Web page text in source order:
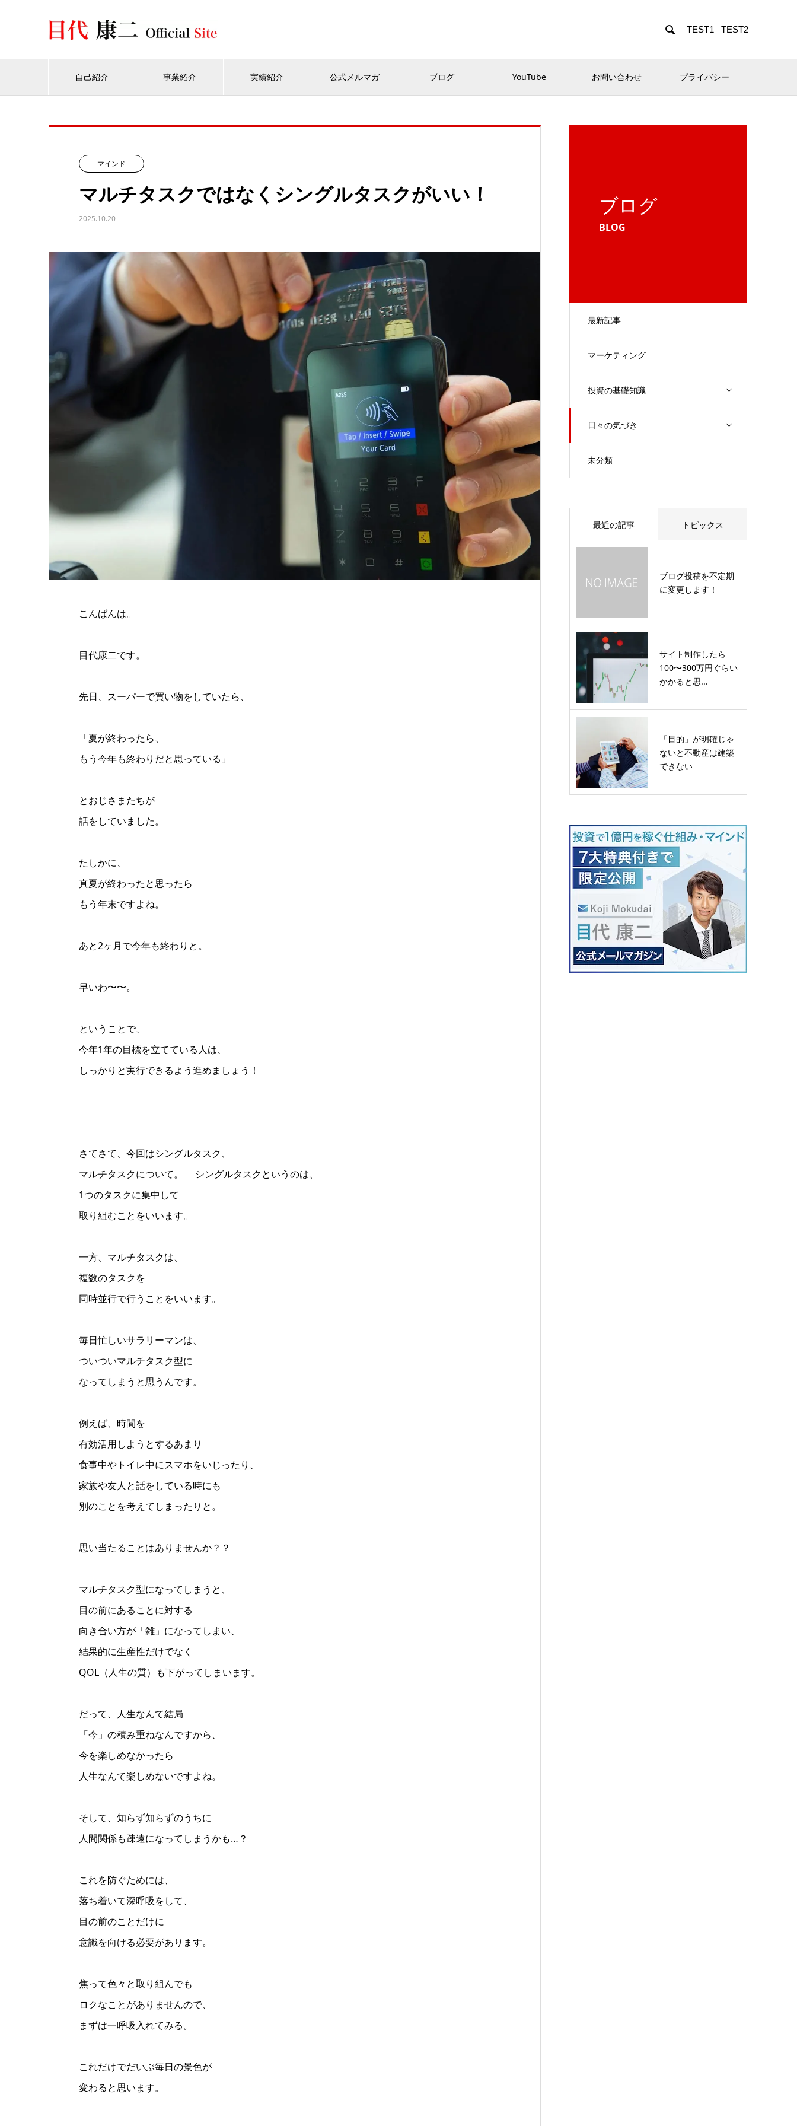
 TEST1 TEST2
自己紹介 事業紹介 実績紹介 公式メルマガ ブログ YouTube お問い合わせ プライバシー
ブログ
BLOG
最新記事
マーケティング
投資の基礎知識
日々の気づき
未分類
マインド
マルチタスクではなくシングルタスクがいい！
2025.10.20
こんばんは。
目代康二です。
先日、スーパーで買い物をしていたら、
「夏が終わったら、
もう今年も終わりだと思っている」
とおじさまたちが
話をしていました。
たしかに、
真夏が終わったと思ったら
もう年末ですよね。
あと2ヶ月で今年も終わりと。
早いわ〜〜。
ということで、
今年1年の目標を立てている人は、
しっかりと実行できるよう進めましょう！
さてさて、今回はシングルタスク、
マルチタスクについて。 シングルタスクというのは、
1つのタスクに集中して
取り組むことをいいます。
一方、マルチタスクは、
複数のタスクを
同時並行で行うことをいいます。
毎日忙しいサラリーマンは、
ついついマルチタスク型に
なってしまうと思うんです。
例えば、時間を
有効活用しようとするあまり
食事中やトイレ中にスマホをいじったり、
家族や友人と話をしている時にも
別のことを考えてしまったりと。
思い当たることはありませんか？？
マルチタスク型になってしまうと、
目の前にあることに対する
向き合い方が「雑」になってしまい、
結果的に生産性だけでなく
QOL（人生の質）も下がってしまいます。
だって、人生なんて結局
「今」の積み重ねなんですから、
今を楽しめなかったら
人生なんて楽しめないですよね。
そして、知らず知らずのうちに
人間関係も疎遠になってしまうかも…？
これを防ぐためには、
落ち着いて深呼吸をして、
目の前のことだけに
意識を向ける必要があります。
焦って色々と取り組んでも
ロクなことがありませんので、
まずは一呼吸入れてみる。
これだけでだいぶ毎日の景色が
変わると思います。
最近の記事 トピックス
ブログ投稿を不定期
に変更します！
サイト制作したら
100〜300万円ぐらい
かかると思...
「目的」が明確じゃ
ないと不動産は建築
できない